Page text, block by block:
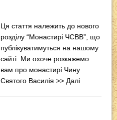
Ця стаття належить до нового
розділу “Монастирі ЧСВВ”, що
публікуватимуться на нашому
сайті. Ми охоче розкажемо
вам про монастирі Чину
Святого Василія>> Далі